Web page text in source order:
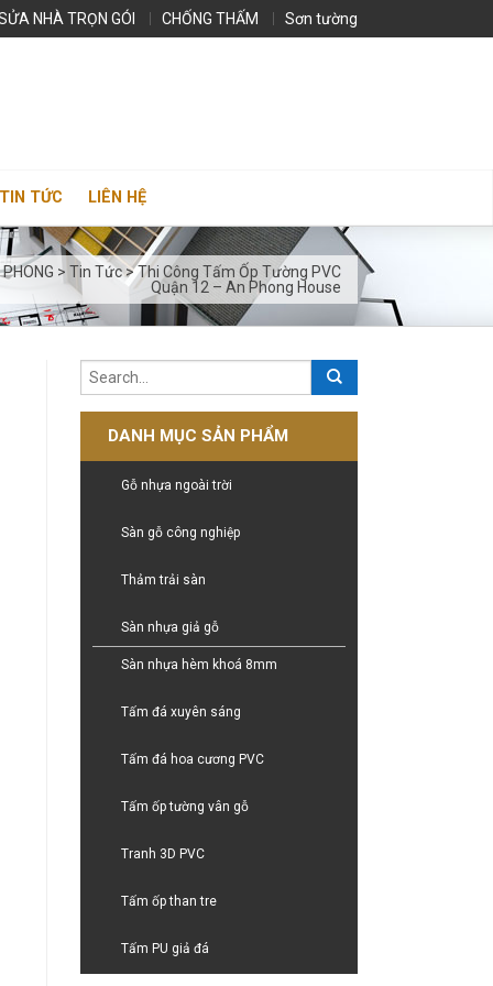
NHÀ TRỌN GÓI CHỐNG THẤM Sơn tường
TIN TỨC LIÊN HỆ
> Tin Tức>Thi Công Tấm Ốp Tường PVC
Quận 12 – An Phong House
DANH MỤC SẢN PHẨM
Gỗ nhựa ngoài trời
Sàn gỗ công nghiệp
Thảm trải sàn
Sàn nhựa giả gỗ
Sàn nhựa hèm khoá 8mm
Tấm đá xuyên sáng
Tấm đá hoa cương PVC
Tấm ốp tường vân gỗ
Tranh 3D PVC
Tấm ốp than tre
Tấm PU giả đá